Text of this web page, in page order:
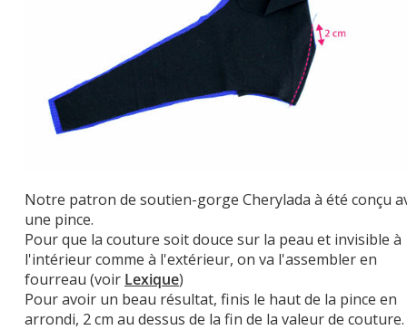
Notre patron de soutien-gorge Cherylada à été conçu
une pince.
Pour que la couture soit douce sur la peau et invisible à
l'intérieur comme à l'extérieur, on va l'assembler en
fourreau (voir Lexique)
Pour avoir un beau résultat, finis le haut de la pince en
arrondi, 2 cm au dessus de la fin de la valeur de couture.